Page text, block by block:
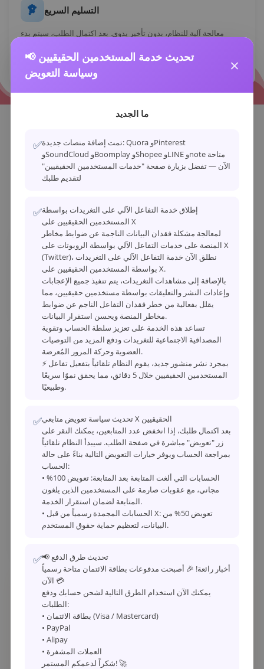
📢 تحديث خدمة المستخدمين الحقيقيين
وسياسة التعويض
×
ما الجديد
✅تمت إضافة منصات جديدة: Quora وPinterest
وSoundCloud وBoomplay وShopee وLINE وnote متاحة
الآن — تفضل بزيارة صفحة "خدمات المستخدمين الحقيقيين"
لتقديم طلبك
✅إطلاق خدمة التفاعل الآلي على التغريدات بواسطة
المستخدمين الحقيقيين على X
لمعالجة مشكلة فقدان البيانات الناجمة عن ضوابط مخاطر
المنصة على خدمات التفاعل الآلي بواسطة الروبوتات على X
(Twitter)، نطلق الآن خدمة التفاعل الآلي على التغريدات
بواسطة المستخدمين الحقيقيين على X.
بالإضافة إلى مشاهدات التغريدات، يتم تنفيذ جميع الإعجابات
وإعادات النشر والتعليقات بواسطة مستخدمين حقيقيين، مما
يقلل بفعالية من خطر فقدان التفاعل الناجم عن ضوابط
مخاطر المنصة ويحسن استقرار البيانات.
تساعد هذه الخدمة على تعزيز سلطة الحساب وتقوية
المصداقية الاجتماعية للتغريدات ودفع المزيد من التوصيات
العضوية وحركة المرور المُعرضة.
⚡ بمجرد نشر منشور جديد، يقوم النظام تلقائياً بتفعيل تفاعل
المستخدمين الحقيقيين خلال 5 دقائق، مما يحقق نموًا سريعًا
وطبيعيًا.
✅تحديث سياسة تعويض متابعي X الحقيقيين
بعد اكتمال طلبك، إذا انخفض عدد المتابعين، يمكنك النقر على
زر "تعويض" مباشرة في صفحة الطلب. سيبدأ النظام تلقائياً
بمراجعة الحساب ويوفر خيارات التعويض التالية بناءً على حالة
الحساب:
• الحسابات التي ألغت المتابعة بعد المتابعة: تعويض 100%
مجاني، مع عقوبات صارمة على المستخدمين الذين يلغون
المتابعة لضمان استقرار الخدمة.
• الحسابات المجمدة رسمياً من قبل X: تعويض 50% من
البيانات، لتعظيم حماية حقوق المستخدم.
✅📢 تحديث طرق الدفع
أخبار رائعة! 🎉 أصبحت مدفوعات بطاقة الائتمان متاحة رسمياً
الآن 💳
يمكنك الآن استخدام الطرق التالية لشحن حسابك ودفع
الطلبات:
• بطاقة الائتمان (Visa / Mastercard)
• PayPal
• Alipay
• العملات المشفرة
شكراً لدعمكم المستمر! 🚀
التسليم السريع
معالجة آلية للنظام، بدون تأخير يدوي. بعد اكتمال الطلب، سيتم بدء
يضمن عدم فقدانك لأي فرص حركة مرور في اللحظات الحرجة للترويج
كيف يعمل
اتبع هذه 4 خطوات بسيطة لأخذ عملك إلى المستوى التالي.
التسجيل وتسجيل الدخول
انتقل إلى صفحة التسجيل، أدخل اسم المستخدم
والبريد الإلكتروني وكلمة المرور أو استخدم
حساب Google الخاص بك للتسجيل السريع، ثم
قم بتسجيل الدخول.
2 إعادة شحن آمنة
بعد تسجيل الدخول، انتقل إلى صفحة حسابك
واختر طريقة الدفع. ندعم عدة طرق دفع: USDT،
3
قم بالوصول إلى صفحة الطلب الذاتي، واختر
خدمات وسائل التواصل الاجتماعي التي تحتاجها
(متابعي TikTok، مشاهدات YouTube، إعجابات
Instagram، تعليقات Facebook، أعضاء
استمتع بالشهرة 🎉
يبدأ النظام الآلي الخدمة، مما ينتج عنه نتائج في
بسهولة.